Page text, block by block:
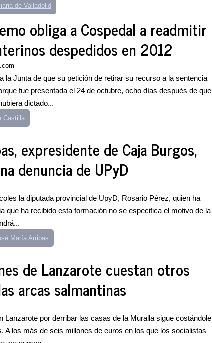
de Valladolid
obliga a Cospedal a readmitir
despedidos en 2012
la Junta de que su petición de retirar su recurso a la sentencia
fue presentada el 24 de octubre, ocho días después de que
dictado...
Castilla
expresidente de Caja Burgos,
denuncia de UPyD
la diputada provincial de UpyD, Rosario Pérez, quien ha
que ha recibido esta formación no se especifica el motivo de la
María Arribas
de Lanzarote cuestan otros
arcas salmantinas
Lanzarote por derribar las casas de la Muralla sigue costándole
A los más de seis millones de euros en los que los socialistas